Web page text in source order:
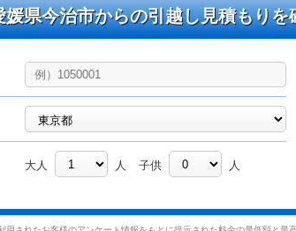
媛県今治市からの引越し見積もりを
大人 人 子供 人